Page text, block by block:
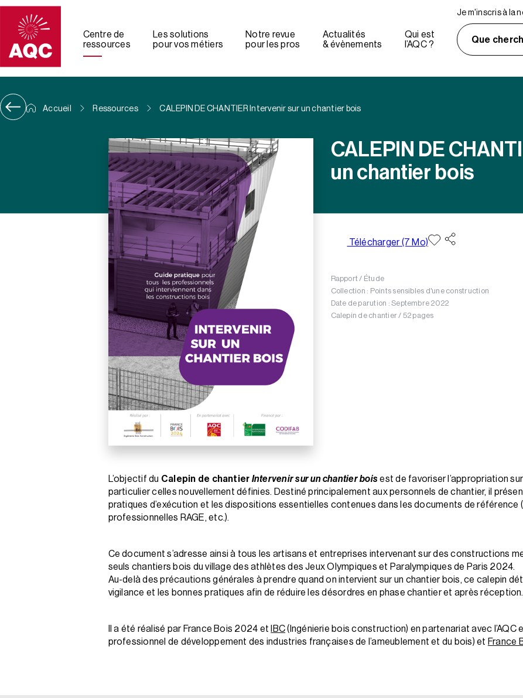
Panneau de gestion des cookies
Centre de
ressources
Les solutions
pour vos métiers
Notre revue
pour les pros
Actualités
& évènements
Qui est
l’AQC ?
Je m'inscris à la
Que
Accueil Ressources CALEPIN DE CHANTIER Intervenir sur un chantier bois
CALEPIN DE
un chantier bois
Télécharger (7 Mo)
Rapport / Étude
Collection : Points sensibles d'une construction
Date de parution : Septembre 2022
Calepin de chantier / 52 pages
L’objectif du Calepin de chantier Intervenir sur un chantier boisest de favoriser l’appropriation
particulier celles nouvellement définies. Destiné principalement aux personnels de chantier, il
pratiques d’exécution et les dispositions essentielles contenues dans les documents de référence
professionnelles RAGE, etc.).
Ce document s’adresse ainsi à tous les artisans et entreprises intervenant sur des constructions
seuls chantiers bois du village des athlètes des Jeux Olympiques et Paralympiques de Paris 2024.
Au-delà des précautions générales à prendre quand on intervient sur un chantier bois, ce calepin
vigilance et les bonnes pratiques afin de réduire les désordres en phase chantier et après réception.
Il a été réalisé par France Bois 2024 et IBC(Ingénierie bois construction) en partenariat avec l’AQC
professionnel de développement des industries françaises de l’ameublement et du bois) et France